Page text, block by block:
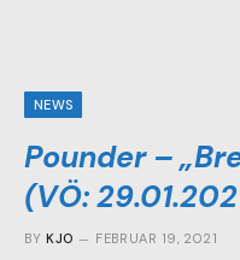
NEWS
Pounder –
(VÖ:
BY KJO FEBRUAR 19, 2021